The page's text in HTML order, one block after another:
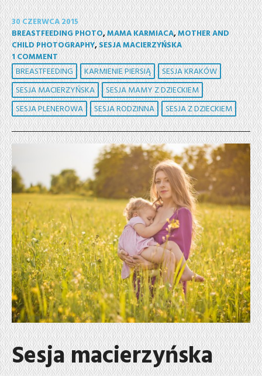
30 CZERWCA 2015
BREASTFEEDING PHOTO,MAMA KARMIACA,MOTHER AND
CHILD PHOTOGRAPHY,SESJA MACIERZYŃSKA
1 COMMENT
BREASTFEEDING KARMIENIE PIERSIĄ
SESJA KRAKÓW
SESJA MACIERZYŃSKA
SESJA MAMY Z DZIECKIEM
SESJA PLENEROWA
SESJA RODZINNA SESJA Z DZIECKIEM
Sesja macierzyńska